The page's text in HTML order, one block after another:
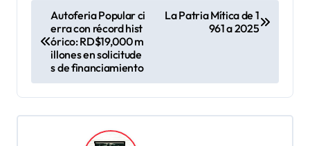
e
g
Autoferia Popular ci
erra con récord hist
órico: RD$19,000 m
illones en solicitude
s de financiamiento
La Patria Mítica de 1
961 a 2025